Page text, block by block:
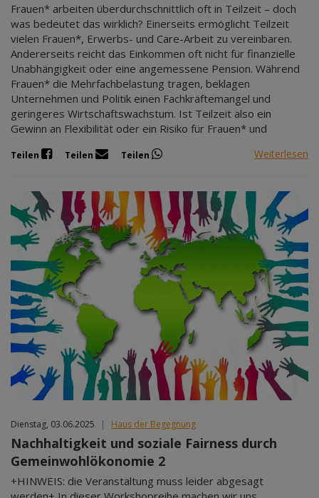
Frauen* arbeiten überdurchschnittlich oft in Teilzeit – doch
was bedeutet das wirklich? Einerseits ermöglicht Teilzeit
vielen Frauen*, Erwerbs- und Care-Arbeit zu vereinbaren.
Andererseits reicht das Einkommen oft nicht für finanzielle
Unabhängigkeit oder eine angemessene Pension. Während
Frauen* die Mehrfachbelastung tragen, beklagen
Unternehmen und Politik einen Fachkräftemangel und
geringeres Wirtschaftswachstum. Ist Teilzeit also ein
Gewinn an Flexibilität oder ein Risiko für Frauen* und
Teilen Teilen Teilen Weiterlesen
Dienstag, 03.06.2025 | Haus der Begegnung
Nachhaltigkeit und soziale Fairness durch
Gemeinwohlökonomie 2
+HINWEIS: die Veranstaltung muss leider abgesagt